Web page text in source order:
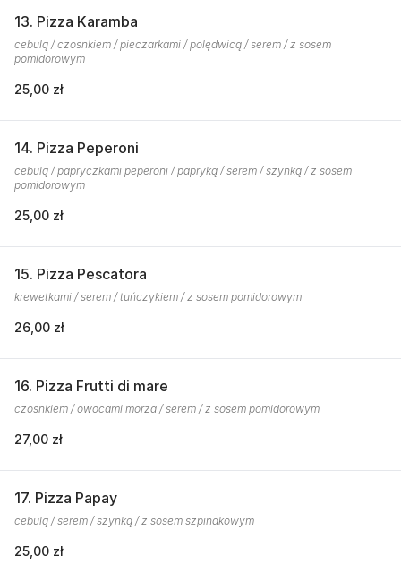
13. Pizza Karamba
cebulą / czosnkiem / pieczarkami / polędwicą / serem / z sosem
pomidorowym
25,00 zł
14. Pizza Peperoni
cebulą / papryczkami peperoni / papryką / serem / szynką / z sosem
pomidorowym
25,00 zł
15. Pizza Pescatora
krewetkami / serem / tuńczykiem / z sosem pomidorowym
26,00 zł
16. Pizza Frutti di mare
czosnkiem / owocami morza / serem / z sosem pomidorowym
27,00 zł
17. Pizza Papay
cebulą / serem / szynką / z sosem szpinakowym
25,00 zł